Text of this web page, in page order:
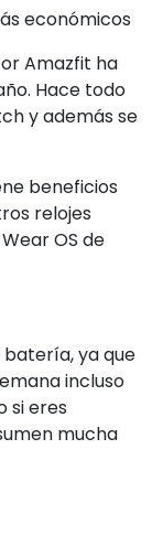
económicos
Amazfit ha
Hace todo
y además se
beneficios
relojes
OS de
batería, ya que
incluso
si eres
mucha